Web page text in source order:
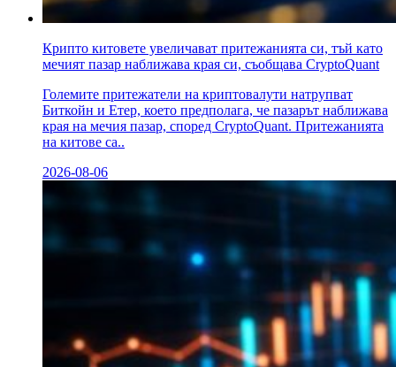
Крипто китовете увеличават притежанията си, тъй като
мечият пазар наближава края си, съобщава CryptoQuant
Големите притежатели на криптовалути натрупват
Биткойн и Етер, което предполага, че пазарът наближава
края на мечия пазар, според CryptoQuant. Притежанията
на китове са..
2026-08-06